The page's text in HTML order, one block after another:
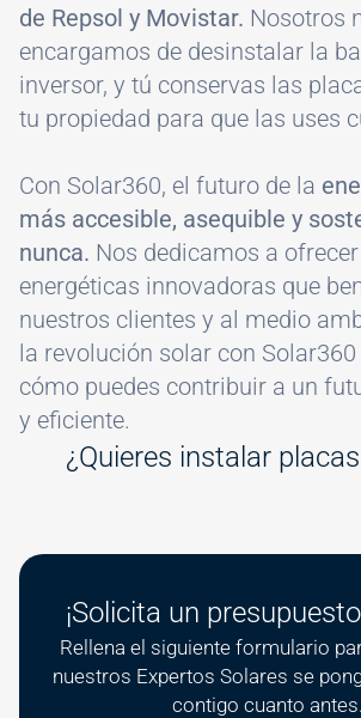
de Repsol y Movistar. Nosotros
encargamos de desinstalar la
inversor, y tú conservas las
tu propiedad para que las uses
Con Solar360, el futuro de la
más accesible, asequible y
nunca. Nos dedicamos a
energéticas innovadoras que
nuestros clientes y al medio
la revolución solar con
cómo puedes contribuir a un
y eficiente.
¿Quieres instalar
¡Solicita un
Rellena el siguiente formulario
nuestros Expertos Solares se
contigo cuanto antes.